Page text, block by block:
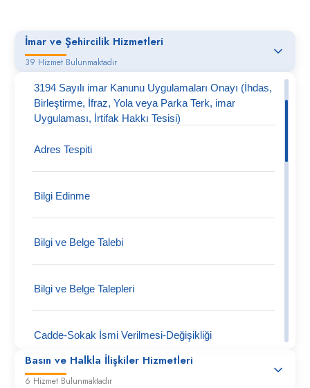
İmar ve Şehircilik Hizmetleri
39 Hizmet Bulunmaktadır
3194 Sayılı imar Kanunu Uygulamaları Onayı (İhdas,
Birleştirme, İfraz, Yola veya Parka Terk, imar
Uygulaması, İrtifak Hakkı Tesisi)
Adres Tespiti
Bilgi Edinme
Bilgi ve Belge Talebi
Bilgi ve Belge Talepleri
Cadde-Sokak İsmi Verilmesi-Değişikliği
Cins Değişikliği
Basın ve Halkla İlişkiler Hizmetleri
6 Hizmet Bulunmaktadır